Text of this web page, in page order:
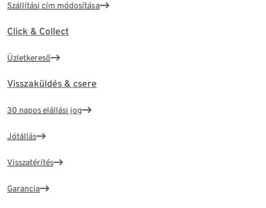
Szállítási cím módosítása
Click & Collect
Üzletkereső
Visszaküldés & csere
30 napos elállási jog
Jótállás
Visszatérítés
Garancia